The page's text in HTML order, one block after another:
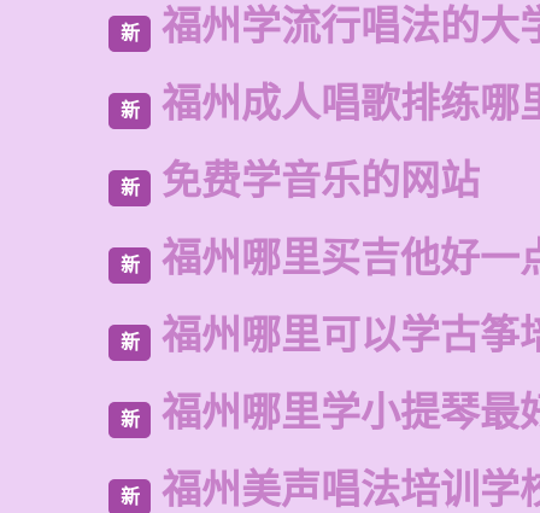
新 福州学流行唱法的大
新 福州成人唱歌排练哪
新 免费学音乐的网站
新 福州哪里买吉他好一
新 福州哪里可以学古筝
新 福州哪里学小提琴最
新 福州美声唱法培训学